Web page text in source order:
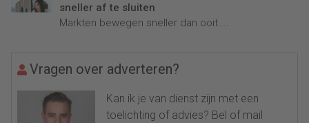
sneller af te sluiten
Markten bewegen sneller dan ooit....
Vragen over adverteren?
Kan ik je van dienst zijn met een
toelichting of advies? Bel of mail